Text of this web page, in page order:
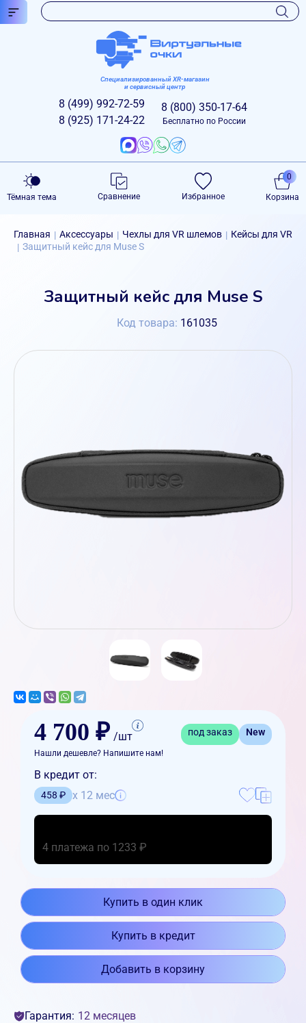
Специализированный XR-магазин
и сервисный центр
8 (499) 992-72-59
8 (925) 171-24-22
8 (800) 350-17-64
Бесплатно по России
Тёмная тема Сравнение Избранное Корзина
0
Главная | Аксессуары | Чехлы для VR шлемов | Кейсы для VR
| Защитный кейс для Muse S
Защитный кейс для Muse S
Код товара: 161035
4 700 ₽ /шт под заказ New
Нашли дешевле? Напишите нам!
В кредит от:
458 ₽ x 12 мес
4 платежа по 1233 ₽
Купить в один клик
Купить в кредит
Добавить в корзину
Гарантия: 12 месяцев